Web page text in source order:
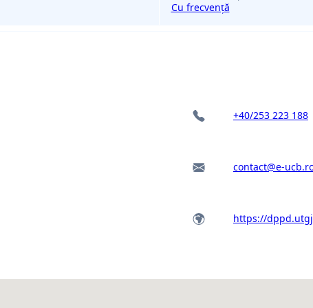
Cu frecvență
+40/253 223 188
contact@e-
https://